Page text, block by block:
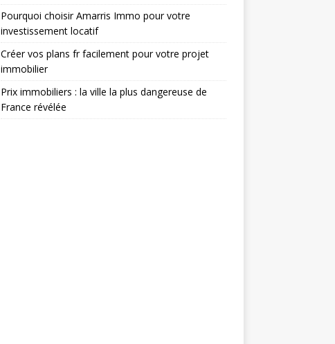
Pourquoi choisir Amarris Immo pour votre
investissement locatif
Créer vos plans fr facilement pour votre projet
immobilier
Prix immobiliers : la ville la plus dangereuse de
France révélée